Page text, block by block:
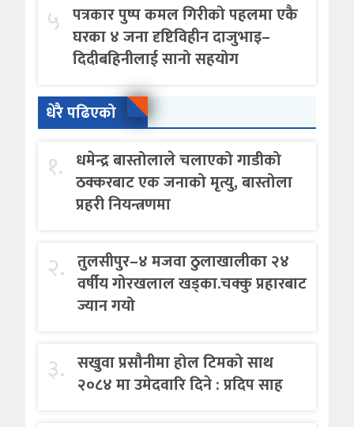
५ पत्रकार पुष्प कमल गिरीको पहलमा एकै
घरका ४ जना दृष्टिविहीन दाजुभाइ–
दिदीबहिनीलाई सानो सहयोग
धेरै पढिएको
१. धमेन्द्र बास्तोलाले चलाएको गाडीको
ठक्करबाट एक जनाको मृत्यु, बास्तोला
प्रहरी नियन्त्रणमा
२. तुलसीपुर–४ मजवा ठुलाखालीका २४
वर्षीय गोरखलाल खड्का.चक्कु प्रहारबाट
ज्यान गयो
३. सखुवा प्रसौनीमा होल टिमको साथ
२०८४ मा उमेदवारि दिने : प्रदिप साह